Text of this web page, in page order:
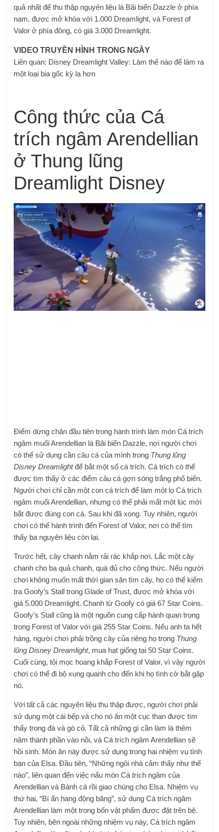
quả nhất để thu thập nguyên liệu là Bãi biển Dazzle ở phía
nam, được mở khóa với 1.000 Dreamlight, và Forest of
Valor ở phía đông, có giá 3.000 Dreamlight.
VIDEO TRUYỀN HÌNH TRONG NGÀY
Liên quan: Disney Dreamlight Valley: Làm thế nào để làm ra
một loại bia gốc kỳ lạ hơn
Công thức của Cá
trích ngâm Arendellian
ở Thung lũng
Dreamlight Disney
Điểm dừng chân đầu tiên trong hành trình làm món Cá trích
ngâm muối Arendellian là Bãi biển Dazzle, nơi người chơi
có thể sử dụng cần câu cá của mình trong Thung lũng
Disney Dreamlightđể bắt một số cá trích. Cá trích có thể
được tìm thấy ở các điểm câu cá gợn sóng trắng phổ biến.
Người chơi chỉ cần một con cá trích để làm một lọ Cá trích
ngâm muối Arendellian, nhưng có thể phải mất một lúc mới
bắt được đúng con cá. Sau khi đã xong. Tuy nhiên, người
chơi có thể hành trình đến Forest of Valor, nơi có thể tìm
thấy ba nguyên liệu còn lại.
Trước hết, cây chanh nằm rải rác khắp nơi. Lắc một cây
chanh cho ba quả chanh, quá đủ cho công thức. Nếu người
chơi không muốn mất thời gian săn tìm cây, họ có thể kiểm
tra Goofy’s Stall trong Glade of Trust, được mở khóa với
giá 5.000 Dreamlight. Chanh từ Goofy có giá 67 Star Coins.
Goofy’s Stall cũng là một nguồn cung cấp hành quan trọng
trong Forest of Valor với giá 255 Star Coins. Nếu anh ta hết
hàng, người chơi phải trồng cây của riêng họ trong Thung
lũng Disney Dreamlight, mua hạt giống tại 50 Star Coins.
Cuối cùng, tỏi mọc hoang khắp Forest of Valor, vì vậy người
chơi có thể đi bộ xung quanh cho đến khi họ tình cờ bắt gặp
nó.
Với tất cả các nguyên liệu thu thập được, người chơi phải
sử dụng một cái bếp và cho nó ăn một cục than được tìm
thấy trong đá và gò cỏ. Tất cả những gì cần làm là thêm
năm thành phần vào nồi, và Cá trích ngâm Arendellian sẽ
hồi sinh. Món ăn này được sử dụng trong hai nhiệm vụ tình
bạn của Elsa. Đầu tiên, “Những ngôi nhà cảm thấy như thế
nào”, liên quan đến việc nấu món Cá trích ngâm của
Arendellian và Bánh cá rồi giao chúng cho Elsa. Nhiệm vụ
thứ hai, “Bí ẩn hang động băng”, sử dụng Cá trích ngâm
Arendellian làm một trong bốn vật phẩm được đặt trên bệ.
Tuy nhiên, bên ngoài những nhiệm vụ này, Cá trích ngâm